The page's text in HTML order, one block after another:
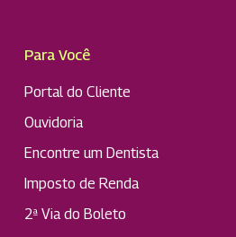
Para Você
Portal do Cliente
Ouvidoria
Encontre um Dentista
Imposto de Renda
2ª Via do Boleto